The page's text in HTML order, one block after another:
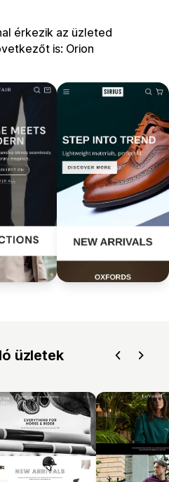
érkezik az üzleted
is: Orion
üzletek